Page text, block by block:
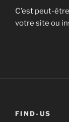
C’est peut-
votre site ou
FIND-US